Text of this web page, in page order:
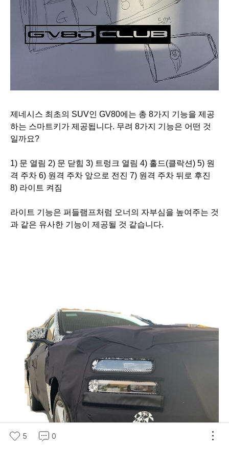
제네시스 최초의 SUV인 GV80에는 총 8가지 기능을 제공
하는 스마트키가 제공됩니다. 무려 8가지 기능은 어떤 것
일까요?
1) 문 열림 2) 문 닫힘 3) 트렁크 열림 4) 홀드(클락션) 5) 원
격 주차 6) 원격 주차 앞으로 전진 7) 원격 주차 뒤로 후진
8) 라이트 켜짐
라이트 기능은 퍼들램프처럼 오너의 자부심을 높여주는 것
과 같은 유사한 기능이 제공될 것 같습니다.
5 0